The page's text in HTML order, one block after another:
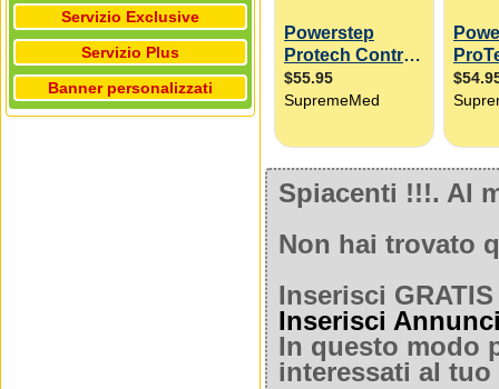
Servizio Exclusive
Servizio Plus
Banner personalizzati
Spiacenti !!!. Al
Non hai trovato
Inserisci
Inserisci
In questo modo
interessati al